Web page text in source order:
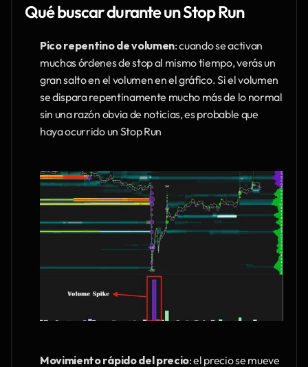
Qué buscar durante un Stop Run
Pico repentino de volumen: cuando se activan
muchas órdenes de stop al mismo tiempo, verás un
gran salto en el volumen en el gráfico. Si el volumen
se dispara repentinamente mucho más de lo normal
sin una razón obvia de noticias, es probable que
haya ocurrido un Stop Run
Movimiento rápido del precio: el precio se mueve